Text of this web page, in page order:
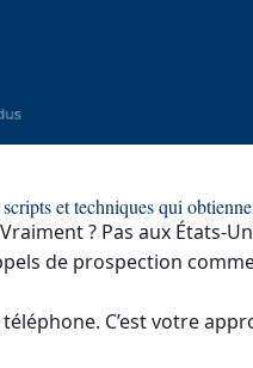
et techniques qui
? Pas aux États-
de prospection
C’est votre